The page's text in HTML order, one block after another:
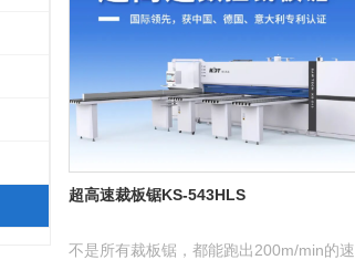
超高速裁板锯KS-543HLS
不是所有裁板锯，都能跑出200m/min的速